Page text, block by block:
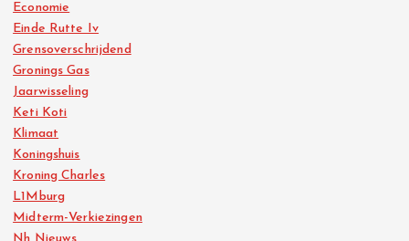
Economie
Einde Rutte Iv
Grensoverschrijdend
Gronings Gas
Jaarwisseling
Keti Koti
Klimaat
Koningshuis
Kroning Charles
L1Mburg
Midterm-Verkiezingen